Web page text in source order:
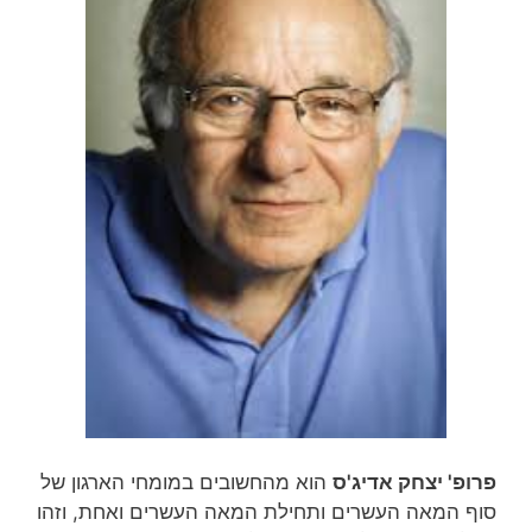
פרופ' יצחק אדיג'ס הוא מהחשובים במומחי הארגון של
סוף המאה העשרים ותחילת המאה העשרים ואחת, וזהו